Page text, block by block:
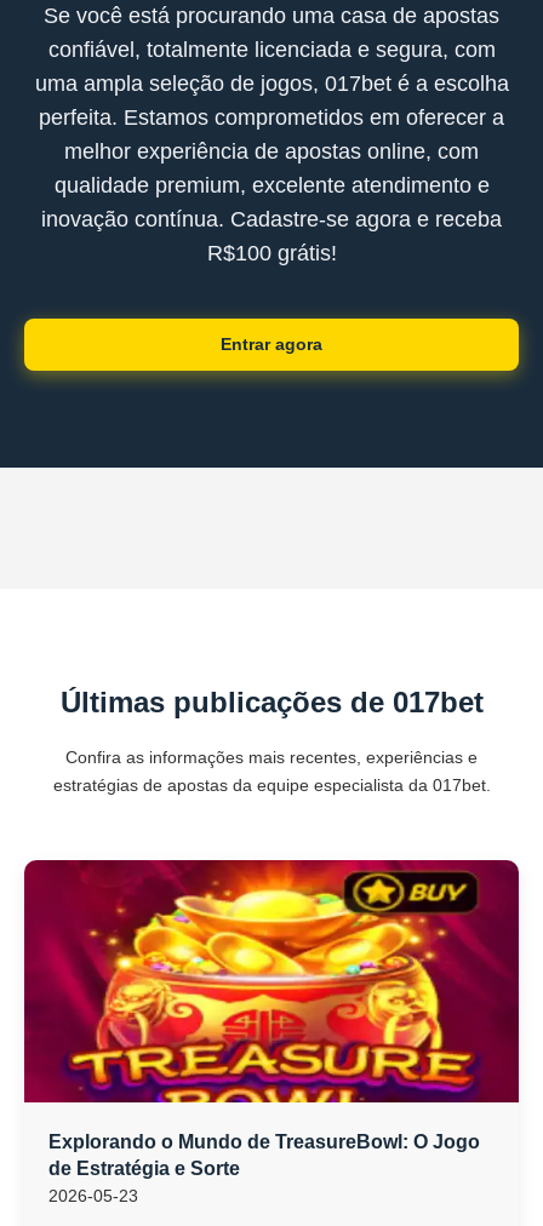
Se você está procurando uma casa de apostas
confiável, totalmente licenciada e segura, com
uma ampla seleção de jogos, 017bet é a escolha
perfeita. Estamos comprometidos em oferecer a
melhor experiência de apostas online, com
qualidade premium, excelente atendimento e
inovação contínua. Cadastre-se agora e receba
R$100 grátis!
Entrar agora
Últimas publicações de 017bet
Confira as informações mais recentes, experiências e
estratégias de apostas da equipe especialista da 017bet.
Explorando o Mundo de TreasureBowl: O Jogo
de Estratégia e Sorte
2026-05-23